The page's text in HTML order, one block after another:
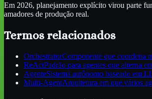
Em 2026, planejamento explícito virou parte
amadores de produção real.
Termos relacionados
OrchestratorComponente que coordena
ReActPadrão para agentes que alterna
AgenteSistema autônomo baseado em
Multi-AgentArquitetura em que vários